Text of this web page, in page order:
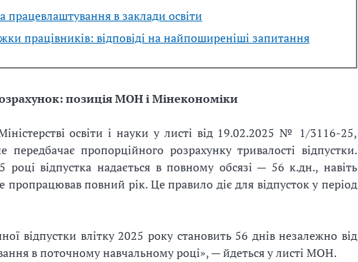
працевлаштування в заклади освіти
працівників: відповіді на найпоширеніші запитання
позиція МОН і Мінекономіки
освіти і науки у листі від 19.02.2025 № 1/3116-25,
пропорційного розрахунку тривалості відпустки.
році відпустка надається в повному обсязі — 56 к.дн., навіть
повний рік. Це правило діє для відпусток у період
відпустки влітку 2025 року становить 56 днів незалежно від
в поточному навчальному році», — йдеться у листі МОН.